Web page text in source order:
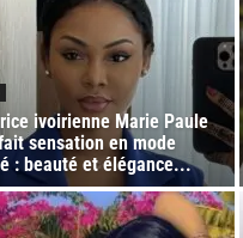
ivoirienne Marie Paule
sensation en mode
: beauté et élégance...